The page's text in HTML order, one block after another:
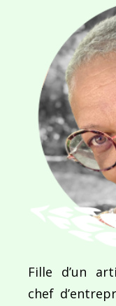
Navigation
l’article
La Syrie : Si loin
Fille d’un
chef